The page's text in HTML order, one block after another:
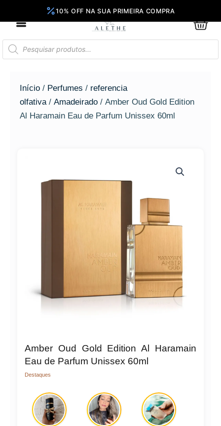
conteúdo
Pesquisar
produtos
Início / Perfumes / referencia
olfativa / Amadeirado / Amber Oud Gold Edition
Al Haramain Eau de Parfum Unissex 60ml
Amber Oud Gold Edition Al Haramain
Eau de Parfum Unissex 60ml
Destaques